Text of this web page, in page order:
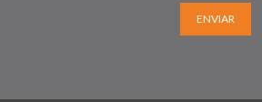
ENVIAR